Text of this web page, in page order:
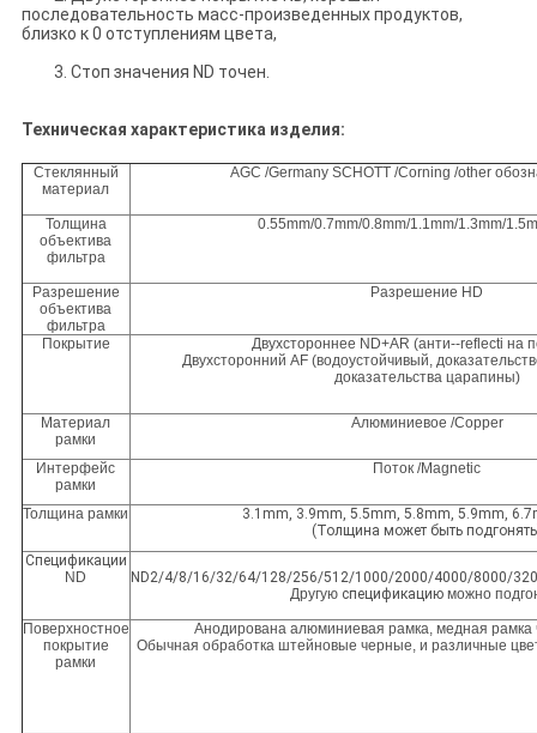
последовательность масс-произведенных продуктов,
близко к 0 отступлениям цвета,
3. Стоп значения ND точен.
Техническая характеристика изделия:
Стеклянный
материал
AGC /Germany SCHOTT /Corning /other
Толщина
объектива
фильтра
0.55mm/0.7mm/0.8mm/1.1mm/1.3mm/
Разрешение
объектива
фильтра
Разрешение HD
Покрытие
Двухстороннее ND+AR (анти--reflecti на
Двухсторонний AF (водоустойчивый,
доказательства царапины)
Материал
рамки
Алюминиевое /Copper
Интерфейс
рамки
Поток /Magnetic
Толщина рамки
3.1mm, 3.9mm, 5.5mm, 5.8mm, 5.9mm,
(Толщина может быть
Спецификации
ND
ND2/4/8/16/32/64/128/256/512/1000/2000/4000/8000/
Другуюспецификацию можно
Поверхностное
покрытие
рамки
Анодирована алюминиевая рамка, медная рамка
Обычная обработка штейновые черные, и различные